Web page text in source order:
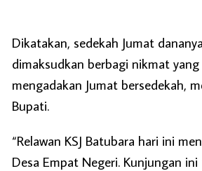
Dikatakan, sedekah Jumat
dimaksudkan berbagi nikmat
mengadakan Jumat bersedekah,
Bupati.
“Relawan KSJ Batubara hari ini
Desa Empat Negeri. Kunjungan